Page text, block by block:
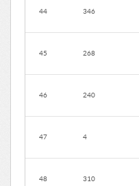
44 346
45 268
46 240
47 4
48 310